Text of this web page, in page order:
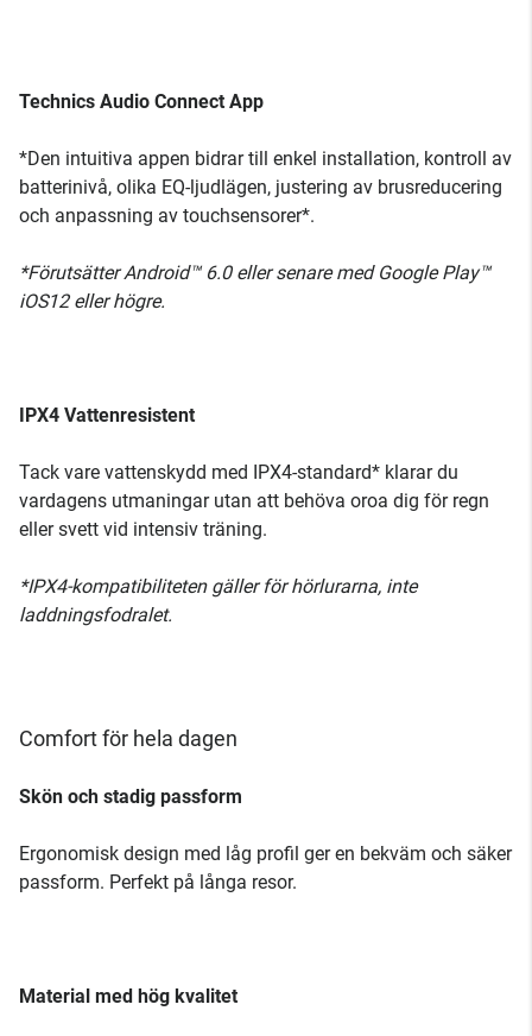
Technics Audio Connect App
*Den intuitiva appen bidrar till enkel installation, kontroll av
batterinivå, olika EQ-ljudlägen, justering av brusreducering
och anpassning av touchsensorer*.
*Förutsätter Android™ 6.0 eller senare med Google Play™
iOS12 eller högre.
IPX4 Vattenresistent
Tack vare vattenskydd med IPX4-standard* klarar du
vardagens utmaningar utan att behöva oroa dig för regn
eller svett vid intensiv träning.
*IPX4-kompatibiliteten gäller för hörlurarna, inte
laddningsfodralet.
Comfort för hela dagen
Skön och stadig passform
Ergonomisk design med låg profil ger en bekväm och säker
passform. Perfekt på långa resor.
Material med hög kvalitet